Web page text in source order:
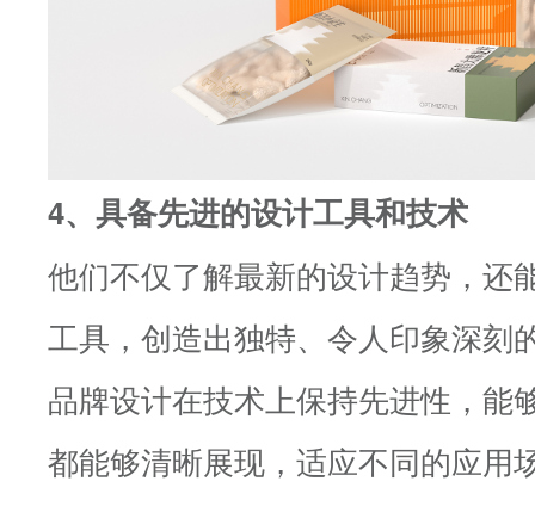
4、具备先进的设计工具和技术
他们不仅了解最新的设计趋势，还
工具，创造出独特、令人印象深刻
品牌设计在技术上保持先进性，能
都能够清晰展现，适应不同的应用